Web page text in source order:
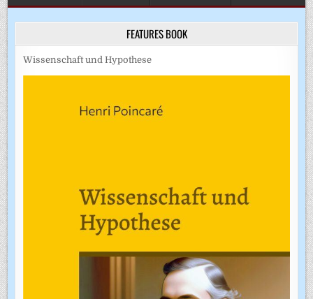
FEATURES BOOK
Wissenschaft und Hypothese